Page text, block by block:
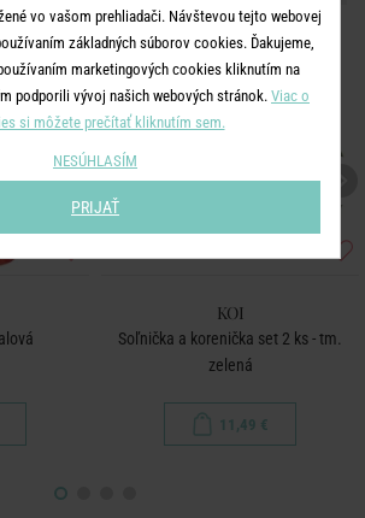
KOI
Soľnička a korenička set 2 ks - tm.
zelená
11,49 €
vo vašom prehliadači. Návštevou tejto webovej
základných súborov cookies. Ďakujeme,
marketingových cookies kliknutím na
podporili vývoj našich webových stránok. Viac o
si môžete prečítať kliknutím sem.
NESÚHLASÍM
PRIJAŤ